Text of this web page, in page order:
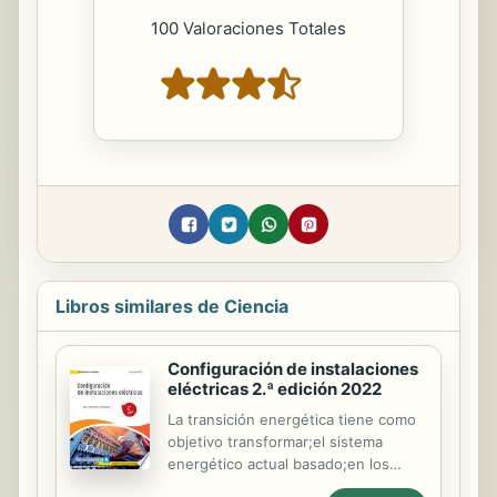
100 Valoraciones Totales
Libros similares de Ciencia
Configuración de instalaciones
eléctricas 2.ª edición 2022
La transición energética tiene como
objetivo transformar;el sistema
energético actual basado;en los
combustibles fósiles;en un sistema